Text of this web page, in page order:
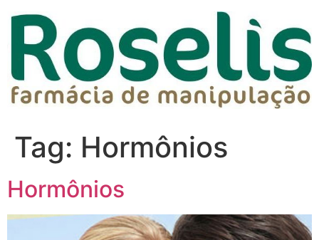
Tag: Hormônios
Hormônios